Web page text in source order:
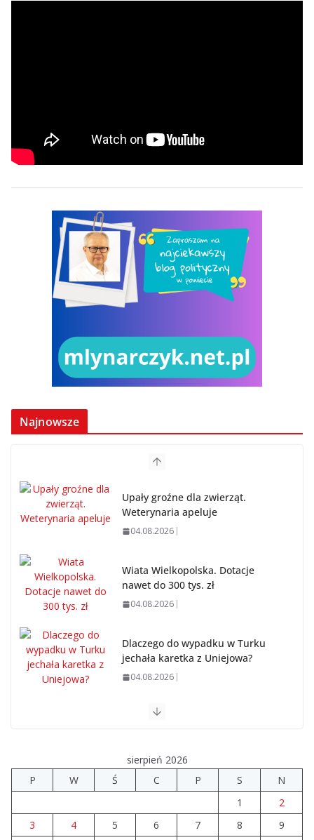
Najnowsze
Upały groźne dla zwierząt.
Weterynaria apeluje
04.08.2026
Wiata Wielkopolska. Dotacje
nawet do 300 tys. zł
04.08.2026
Dlaczego do wypadku w Turku
jechała karetka z Uniejowa?
04.08.2026
Ponad 9 mln zł na drogi i świetlice w powiecie
Powiat turecki poniżej średniej pod względem ofert
pracy
sierpień 2026
P
W Ś C P S
N
1
2
3
4 5 6 7 8
9